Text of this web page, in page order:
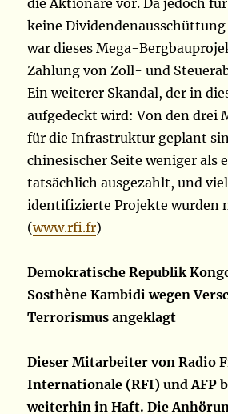
die Aktionäre vor. Da jedoch
keine
war dieses Mega-
Zahlung von Zoll- und
Ein weiterer Skandal, der in
aufgedeckt wird: Von den drei
für die Infrastruktur geplant
chinesischer Seite weniger als
tatsächlich ausgezahlt, und
identifizierte Projekte wurden
(www.rfi.fr)
Demokratische Republik
Sosthène Kambidi wegen
Terrorismus angeklagt
Dieser Mitarbeiter von Radio
Internationale (RFI) und AFP
weiterhin in Haft. Die